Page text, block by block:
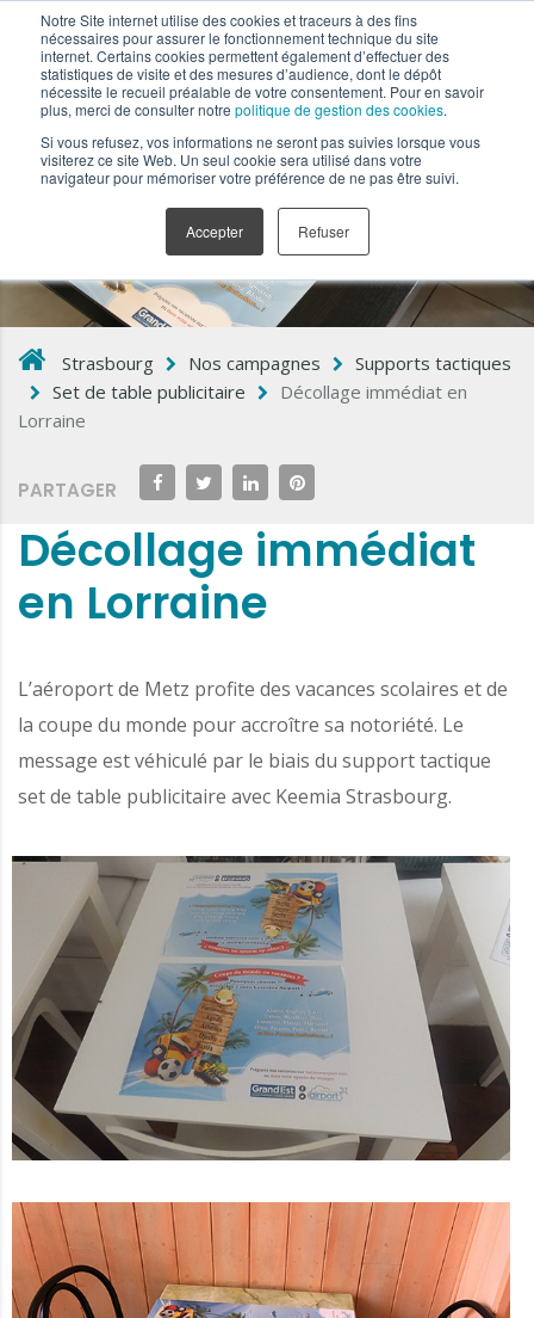
Notre Site internet utilise des cookies et traceurs à des fins
nécessaires pour assurer le fonctionnement technique du site
internet. Certains cookies permettent également d’effectuer des
statistiques de visite et des mesures d’audience, dont le dépôt
nécessite le recueil préalable de votre consentement. Pour en savoir
plus, merci de consulter notre politique de gestion des cookies.
Si vous refusez, vos informations ne seront pas suivies lorsque vous
visiterez ce site Web. Un seul cookie sera utilisé dans votre
navigateur pour mémoriser votre préférence de ne pas être suivi.
Accepter Refuser
Strasbourg Nos campagnes
Supports tactiques
Set de table publicitaire
Décollage immédiat en
Lorraine
PARTAGER
Décollage immédiat
en Lorraine
L’aéroport de Metz profite des vacances scolaires et de
la coupe du monde pour accroître sa notoriété. Le
message est véhiculé par le biais du support tactique
set de table publicitaire avec Keemia Strasbourg.